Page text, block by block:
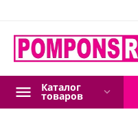
Каталог
товаров